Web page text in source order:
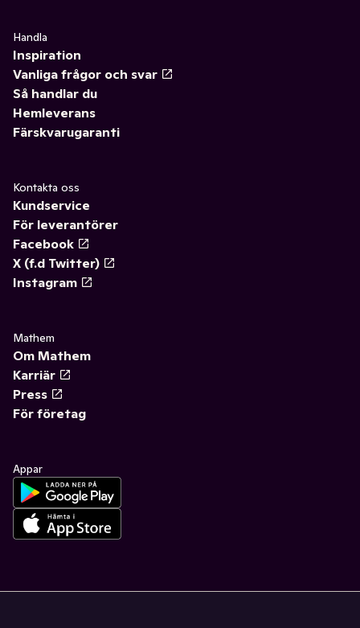
Handla
Inspiration
Vanliga frågor och svar
Så handlar du
Hemleverans
Färskvarugaranti
Kontakta oss
Kundservice
För leverantörer
Facebook
X (f.d Twitter)
Instagram
Mathem
Om Mathem
Karriär
Press
För företag
Appar